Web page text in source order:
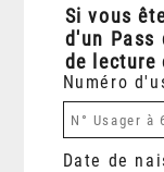
Si vous
d'un Pass
de
Numéro
Date de